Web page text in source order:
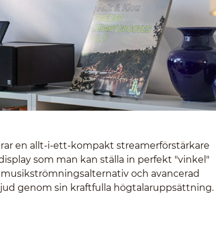
en allt-i-ett-kompakt streamerförstärkare
som man kan ställa in perfekt "vinkel"
och avancerad
genom sin kraftfulla högtalaruppsättning.